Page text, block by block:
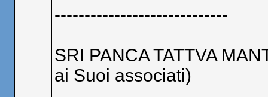
-----------------------------
SRI PANCA TATTVA
ai Suoi associati)